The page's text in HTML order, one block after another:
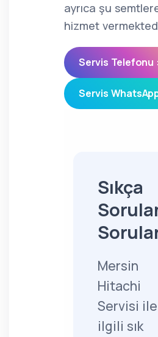
ayrıca şu
hizmet
Servis Telefonu
Servis
Sıkça
Mersin
Hitachi
Servisi ile
ilgili sık